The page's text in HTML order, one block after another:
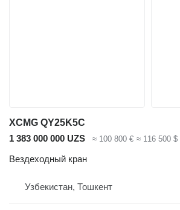
XCMG QY25K5C
1 383 000 000 UZS
≈ 100 800 € ≈ 116 500 $
Вездеходный кран
Узбекистан, Тошкент